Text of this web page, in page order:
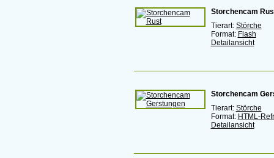
Storchencam
Tierart: Störche
Format: Flash
Detailansicht
Storchencam
Tierart: Störche
Format: HTML-
Detailansicht